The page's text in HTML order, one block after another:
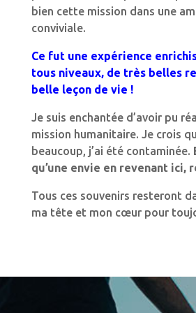
bien cette mission dans une
conviviale.
Ce fut une expérience
tous niveaux, de très belles
belle leçon de vie !
Je suis enchantée d’avoir pu
mission humanitaire. Je crois
beaucoup, j’ai été contaminée.
qu’une envie en revenant ici,
Tous ces souvenirs resteront
ma tête et mon cœur pour